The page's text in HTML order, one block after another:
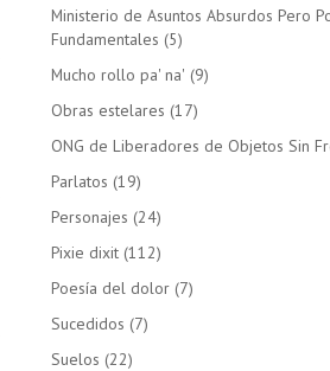
Ministerio de Asuntos Absurdos Pero
Fundamentales (5)
Mucho rollo pa' na' (9)
Obras estelares (17)
ONG de Liberadores de Objetos Sin
Parlatos (19)
Personajes (24)
Pixie dixit (112)
Poesía del dolor (7)
Sucedidos (7)
Suelos (22)